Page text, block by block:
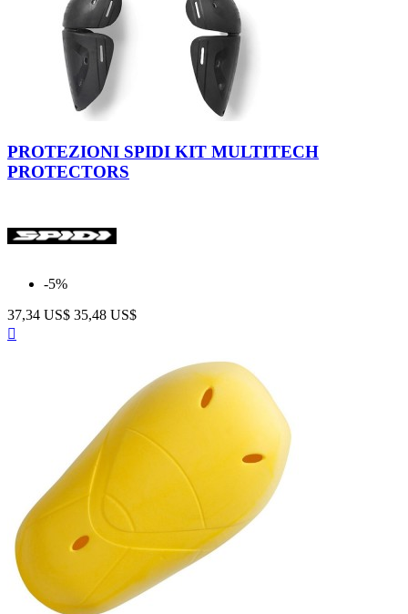
PROTEZIONI SPIDI KIT MULTITECH
PROTECTORS
-5%
37,34 US$ 35,48 US$
